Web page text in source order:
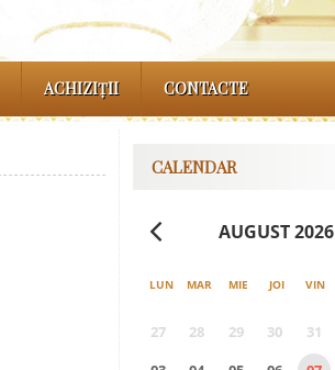
ACHIZIȚII CONTACTE
CALENDAR
AUGUST 2026
LUN MAR MIE JOI VIN
27 28 29 30 31